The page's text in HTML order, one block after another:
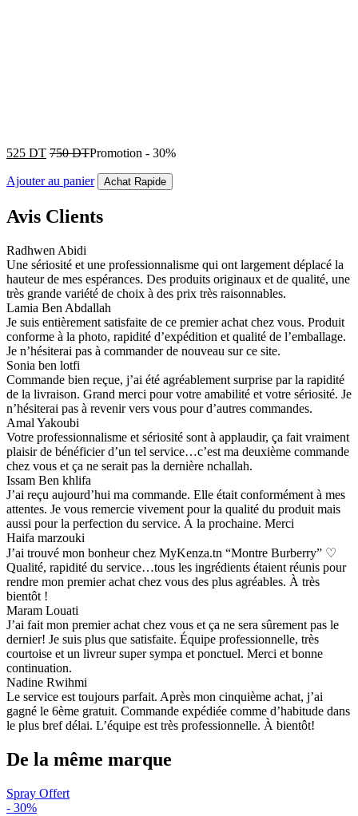
525 DT 750DTPromotion - 30%
Ajouter au panier Achat Rapide
Avis Clients
Radhwen Abidi
Une sériosité et une professionnalisme qui ont largement déplacé la
hauteur de mes espérances. Des produits originaux et de qualité, une
très grande variété de choix à des prix très raisonnables.
Lamia Ben Abdallah
Je suis entièrement satisfaite de ce premier achat chez vous. Produit
conforme à la photo, rapidité d’expédition et qualité de l’emballage.
Je n’hésiterai pas à commander de nouveau sur ce site.
Sonia ben lotfi
Commande bien reçue, j’ai été agréablement surprise par la rapidité
de la livraison. Grand merci pour votre amabilité et votre sériosité. Je
n’hésiterai pas à revenir vers vous pour d’autres commandes.
Amal Yakoubi
Votre professionnalisme et sériosité sont à applaudir, ça fait vraiment
plaisir de bénéficier d’un tel service…c’est ma deuxième commande
chez vous et ça ne serait pas la dernière nchallah.
Issam Ben khlifa
J’ai reçu aujourd’hui ma commande. Elle était conformément à mes
attentes. Je vous remercie vivement pour la qualité du produit mais
aussi pour la perfection du service. À la prochaine. Merci
Haifa marzouki
J’ai trouvé mon bonheur chez MyKenza.tn “Montre Burberry” ♡
Qualité, rapidité du service…tous les ingrédients étaient réunis pour
rendre mon premier achat chez vous des plus agréables. À très
bientôt !
Maram Louati
J’ai fait mon premier achat chez vous et ça ne sera sûrement pas le
dernier! Je suis plus que satisfaite. Équipe professionnelle, très
courtoise et un livreur super sympa et ponctuel. Merci et bonne
continuation.
Nadine Rwihmi
Le service est toujours parfait. Après mon cinquième achat, j’ai
gagné le 6ème gratuit. Commande expédiée comme d’habitude dans
le plus bref délai. L’équipe est très professionnelle. À bientôt!
De la même marque
Spray Offert
- 30%